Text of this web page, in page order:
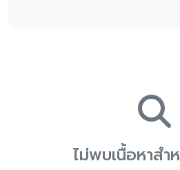
ไม่พบเนื้อหาสำ